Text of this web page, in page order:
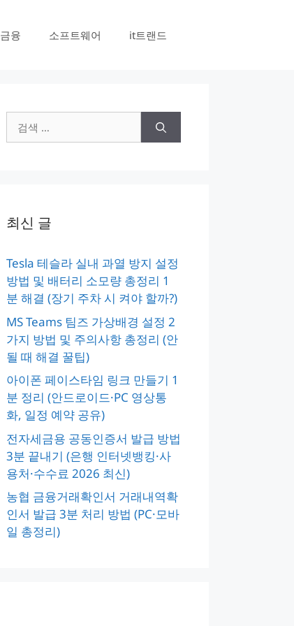
금융 소프트웨어 it트랜드
색:
최신 글
Tesla 테슬라 실내 과열 방지 설정
방법 및 배터리 소모량 총정리 1
분 해결 (장기 주차 시 켜야 할까?)
MS Teams 팀즈 가상배경 설정 2
가지 방법 및 주의사항 총정리 (안
될 때 해결 꿀팁)
아이폰 페이스타임 링크 만들기 1
분 정리 (안드로이드·PC 영상통
화, 일정 예약 공유)
전자세금용 공동인증서 발급 방법
3분 끝내기 (은행 인터넷뱅킹·사
용처·수수료 2026 최신)
농협 금융거래확인서 거래내역확
인서 발급 3분 처리 방법 (PC·모바
일 총정리)